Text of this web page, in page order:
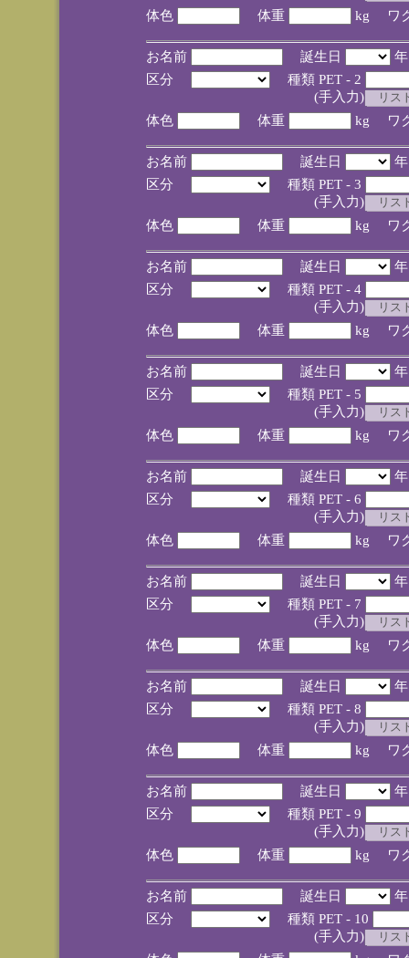
体色
体重 kg ワ
お名前 誕生日
区分
種類 PET - 2
(手入力)
体色
体重 kg ワ
お名前 誕生日
区分
種類 PET - 3
(手入力)
体色
体重 kg ワ
お名前 誕生日
区分
種類 PET - 4
(手入力)
体色
体重 kg ワ
お名前 誕生日
区分
種類 PET - 5
(手入力)
体色
体重 kg ワ
お名前 誕生日
区分
種類 PET - 6
(手入力)
体色
体重 kg ワ
お名前 誕生日
区分
種類 PET - 7
(手入力)
体色
体重 kg ワ
お名前 誕生日
区分
種類 PET - 8
(手入力)
体色
体重 kg ワ
お名前 誕生日
区分
種類 PET - 9
(手入力)
体色
体重 kg ワ
お名前 誕生日
区分
種類 PET - 10
(手入力)